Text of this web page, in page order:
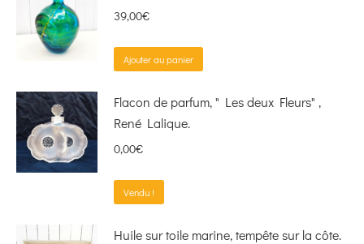
39,00€
Ajouter au panier
Flacon de parfum, " Les deux Fleurs" ,
René Lalique.
0,00€
Vendu !
Huile sur toile marine, tempête sur la côte.